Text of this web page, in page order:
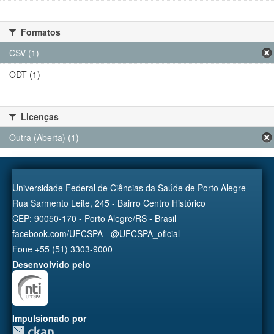
Formatos
CSV (1)
ODT (1)
Licenças
Outra (Aberta) (1)
Universidade Federal de Ciências da Saúde de Porto Alegre
Rua Sarmento Leite, 245 - Bairro Centro Histórico
CEP: 90050-170 - Porto Alegre/RS - Brasil
facebook.com/UFCSPA - @UFCSPA_oficial
Fone +55 (51) 3303-9000
Desenvolvido pelo
Impulsionado por